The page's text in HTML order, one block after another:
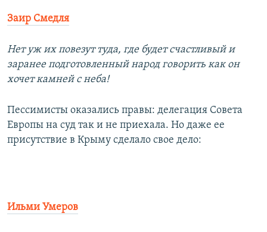
Заир Смедля
Нет уж их повезут туда, где будет счастливый и
заранее подготовленный народ говорить как он
хочет камней с неба!
Пессимисты оказались правы: делегация Совета
Европы на суд так и не приехала. Но даже ее
присутствие в Крыму сделало свое дело:
Ильми Умеров